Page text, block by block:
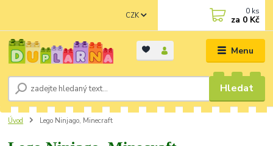
Menu
CZK
Hledat
0 ks
za 0 Kč
Úvod Lego Ninjago, Minecraft